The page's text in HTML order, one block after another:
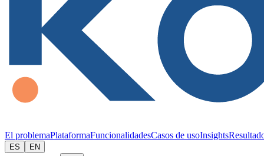
El problemaPlataformaFuncionalidadesCasos de usoInsights
ES EN